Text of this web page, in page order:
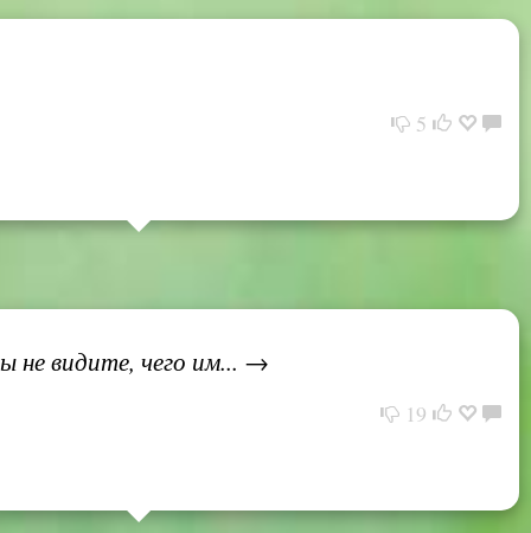
5
не видите, чего им... →
19